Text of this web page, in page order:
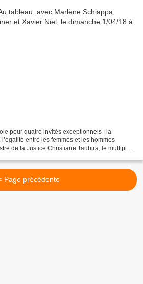
pour quatre invités exceptionnels : la
entre les femmes et les hommes
de la Justice Christiane Taubira, le multiple
Page précédente